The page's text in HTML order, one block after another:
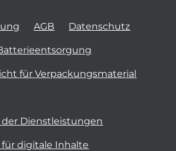
AGB Datenschutz
für Verpackungsmaterial
Dienstleistungen
digitale Inhalte